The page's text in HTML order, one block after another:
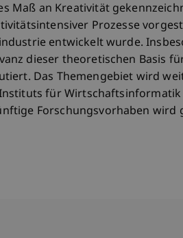
Maß an Kreativität
Prozesse
entwickelt wurde.
dieser theoretischen Basis
Das Themengebiet wird
für
Forschungsvorhaben wird